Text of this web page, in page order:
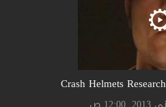
Crash Helmets